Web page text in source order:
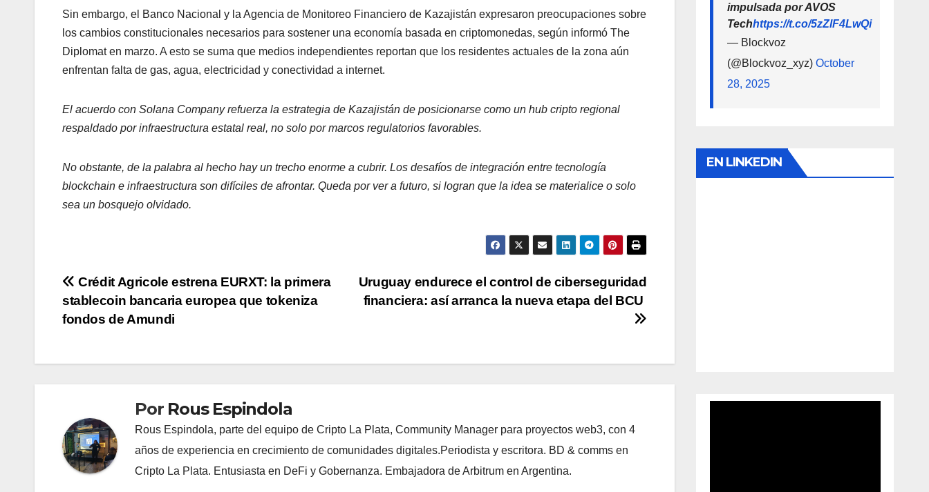
Sin embargo, el Banco Nacional y la Agencia de Monitoreo Financiero de Kazajistán expresaron preocupaciones sobre
los cambios constitucionales necesarios para sostener una economía basada en criptomonedas, según informó The
Diplomat en marzo. A esto se suma que medios independientes reportan que los residentes actuales de la zona aún
enfrentan falta de gas, agua, electricidad y conectividad a internet.
El acuerdo con Solana Company refuerza la estrategia de Kazajistán de posicionarse como un hub cripto regional
respaldado por infraestructura estatal real, no solo por marcos regulatorios favorables.
No obstante, de la palabra al hecho hay un trecho enorme a cubrir. Los desafíos de integración entre tecnología
blockchain e infraestructura son difíciles de afrontar. Queda por ver a futuro, si logran que la idea se materialice o solo
sea un bosquejo olvidado.
Navegación
de
Uruguay endurece el control de ciberseguridad
financiera: así arranca la nueva etapa del BCU
Crédit Agricole estrena EURXT: la primera
stablecoin bancaria europea que tokeniza
fondos de Amundi
Por Rous Espindola
Rous Espindola, parte del equipo de Cripto La Plata, Community Manager para proyectos web3, con 4
años de experiencia en crecimiento de comunidades digitales.Periodista y escritora. BD & comms en
Cripto La Plata. Entusiasta en DeFi y Gobernanza. Embajadora de Arbitrum en Argentina.
impulsada por AVOS
Techhttps://t.co/5zZlF4LwQi
— Blockvoz
(@Blockvoz_xyz) October
28, 2025
EN LINKEDIN